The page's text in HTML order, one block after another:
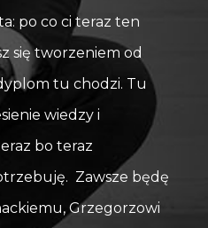
po co ci teraz ten
się tworzeniem od
tu chodzi. Tu
wiedzy i
bo teraz
Zawsze będę
Grzegorzowi